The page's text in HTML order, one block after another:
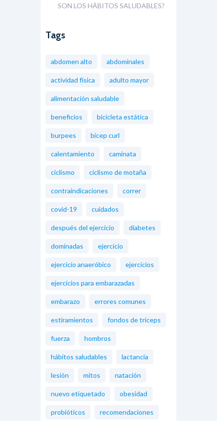
SON LOS HÁBITOS SALUDABLES?
Tags
abdomen alto abdominales
actividad física adulto mayor
alimentación saludable
beneficios bicicleta estática
burpees bícep curl
calentamiento caminata
ciclismo ciclismo de motaña
contraindicaciones correr
covid-19 cuidados
después del ejercicio diabetes
dominadas ejercicio
ejercicio anaeróbico ejercicios
ejercicios para embarazadas
embarazo errores comunes
estiramientos fondos de tríceps
fuerza hombros
hábitos saludables lactancia
lesión mitos natación
nuevo etiquetado obesidad
probióticos recomendaciones